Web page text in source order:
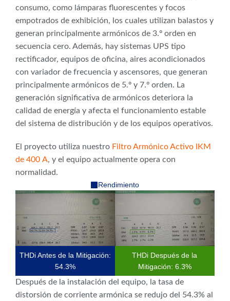
consumo, como lámparas fluorescentes y focos
empotrados de exhibición, los cuales utilizan balastos y
generan principalmente armónicos de 3.º orden en
secuencia cero. Además, hay sistemas UPS tipo
rectificador, equipos de oficina, aires acondicionados
con variador de frecuencia y ascensores, que generan
principalmente armónicos de 5.º y 7.º orden. La
generación significativa de armónicos deteriora la
calidad de energía y afecta el funcionamiento estable
del sistema de distribución y de los equipos operativos.
El proyecto utiliza nuestro Filtro Armónico Activo IKM
de 400 A, y el equipo actualmente opera con
normalidad.
Rendimiento
THDi Antes de la Mitigación:
54.3%
THDi Después de la
Mitigación: 6.3%
Después de la instalación del equipo, la tasa de
distorsión de corriente armónica se redujo del 54.3% al